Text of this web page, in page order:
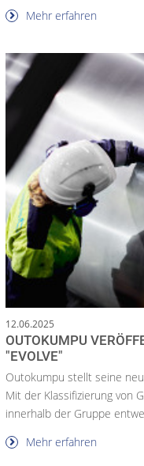
Mehr erfahren
12.06.2025
OUTOKUMPU
"EVOLVE"
Outokumpu stellt seine
Mit der Klassifizierung von
innerhalb der Gruppe
Mehr erfahren